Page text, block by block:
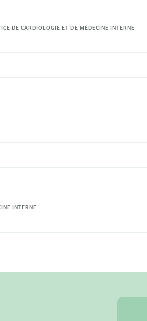
DE CARDIOLOGIE ET DE MÉDECINE INTERNE
INTERNE